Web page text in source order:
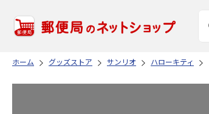
ホーム グッズストア サンリオ ハローキティ